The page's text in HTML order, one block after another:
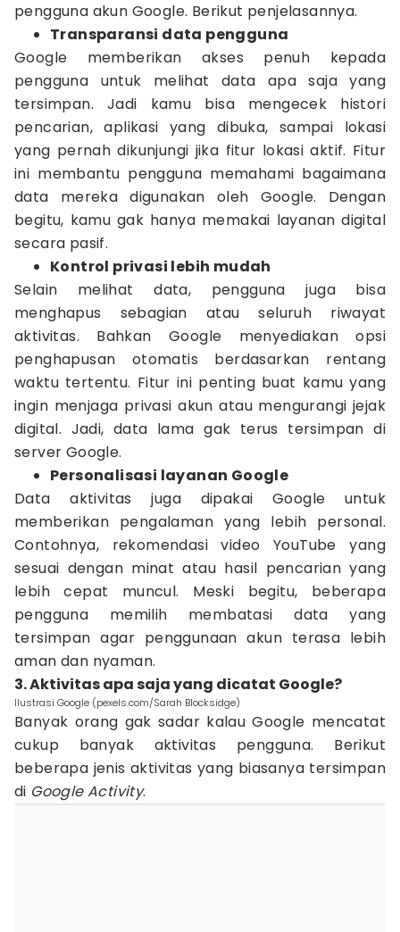
pengguna akun Google. Berikut penjelasannya.
Transparansi data pengguna
Google memberikan akses penuh kepada
pengguna untuk melihat data apa saja yang
tersimpan. Jadi kamu bisa mengecek histori
pencarian, aplikasi yang dibuka, sampai lokasi
yang pernah dikunjungi jika fitur lokasi aktif. Fitur
ini membantu pengguna memahami bagaimana
data mereka digunakan oleh Google. Dengan
begitu, kamu gak hanya memakai layanan digital
secara pasif.
Kontrol privasi lebih mudah
Selain melihat data, pengguna juga bisa
menghapus sebagian atau seluruh riwayat
aktivitas. Bahkan Google menyediakan opsi
penghapusan otomatis berdasarkan rentang
waktu tertentu. Fitur ini penting buat kamu yang
ingin menjaga privasi akun atau mengurangi jejak
digital. Jadi, data lama gak terus tersimpan di
server Google.
Personalisasi layanan Google
Data aktivitas juga dipakai Google untuk
memberikan pengalaman yang lebih personal.
Contohnya, rekomendasi video YouTube yang
sesuai dengan minat atau hasil pencarian yang
lebih cepat muncul. Meski begitu, beberapa
pengguna memilih membatasi data yang
tersimpan agar penggunaan akun terasa lebih
aman dan nyaman.
3. Aktivitas apa saja yang dicatat Google?
Ilustrasi Google (pexels.com/Sarah Blocksidge)
Banyak orang gak sadar kalau Google mencatat
cukup banyak aktivitas pengguna. Berikut
beberapa jenis aktivitas yang biasanya tersimpan
di Google Activity.